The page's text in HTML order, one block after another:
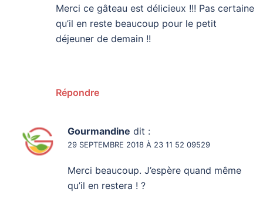
Merci ce gâteau est délicieux !!! Pas certaine
qu’il en reste beaucoup pour le petit
déjeuner de demain !!
Répondre
Gourmandine dit :
29 SEPTEMBRE 2018 À 23 11 52 09529
Merci beaucoup. J’espère quand même
qu’il en restera ! ?